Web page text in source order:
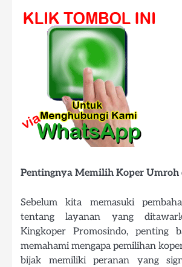
Pentingnya Memilih Koper Umroh
Sebelum kita memasuki
tentang layanan yang
Kingkoper Promosindo, penting
memahami mengapa pemilihan
bijak memiliki peranan yang